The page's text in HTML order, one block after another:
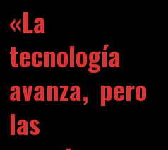
«La
tecnología
avanza, pero
las